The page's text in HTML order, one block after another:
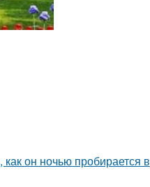
он ночью пробирается в